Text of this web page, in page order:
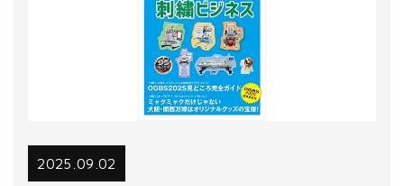
2025.09.02